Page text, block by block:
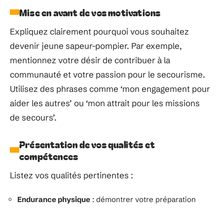
Mise en avant de vos motivations
Expliquez clairement pourquoi vous souhaitez
devenir jeune sapeur-pompier. Par exemple,
mentionnez votre désir de contribuer à la
communauté et votre passion pour le secourisme.
Utilisez des phrases comme ‘mon engagement pour
aider les autres’ ou ‘mon attrait pour les missions
de secours’.
Présentation de vos qualités et
compétences
Listez vos qualités pertinentes :
Endurance physique : démontrer votre préparation